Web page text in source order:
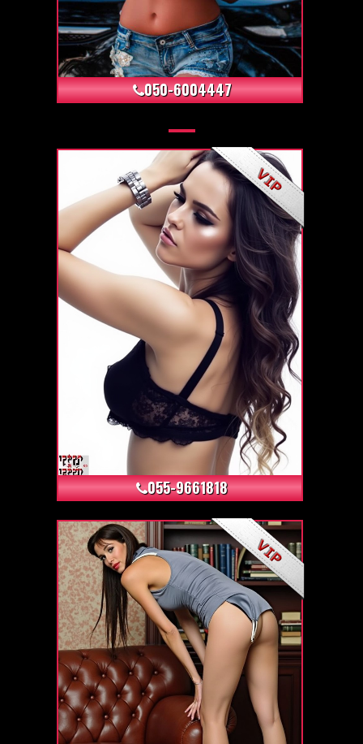
+12
050-6004447
+16
055-9661818